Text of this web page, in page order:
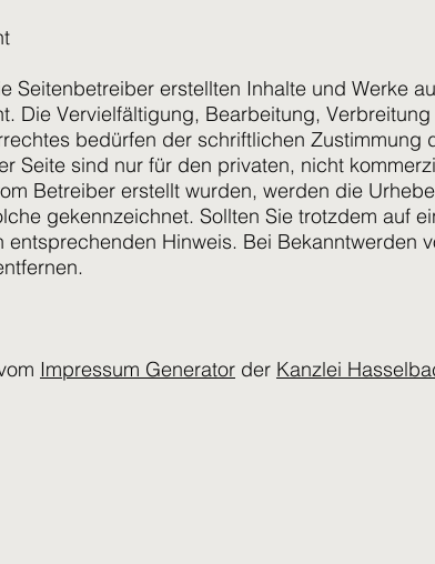
Seitenbetreiber erstellten Inhalte und Werke
Die Vervielfältigung, Bearbeitung,
bedürfen der schriftlichen
Seite sind nur für den privaten, nicht
Betreiber erstellt wurden, werden die
gekennzeichnet. Sollten Sie trotzdem auf
entsprechenden Hinweis. Bei Bekanntwerden
Impressum Generator der Kanzlei